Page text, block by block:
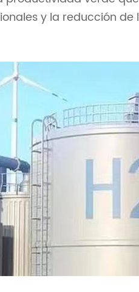
y la reducción